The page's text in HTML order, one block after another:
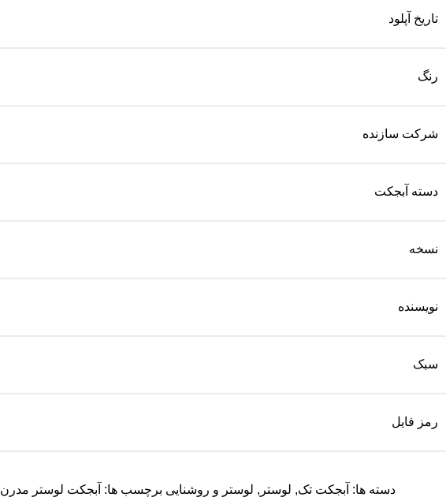
تاریخ آپلود
رنگ
شرکت سازنده
دسته آبجکت
نسخه
نویسنده
سبک
رمز فایل
دسته ها: آبجکت تک, لوستر , لوستر و روشنایی برچسب ها: آبجکت لوستر مدرن 3dsky